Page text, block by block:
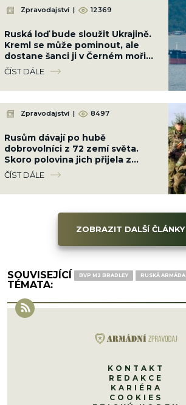
Zpravodajství | 12369
Ruská loď bude sloužit Ukrajině.
Kreml se může pominout, ale
dostane šanci ji v Černém moři
potopit
ČÍST DÁLE
Zpravodajství | 8497
Rusům dávají po hubě
dobrovolníci z 72 zemí světa.
Skoro polovina jich přijela z
Latinské Ameriky
ČÍST DÁLE
ZOBRAZIT DALŠÍ ČLÁNKY
SOUVISEJÍCÍ
TÉMATA:
BVP M2 BRADLEY RUSKÁ ARMÁDA
KONTAKT
REDAKCE
KARIÉRA
COOKIES